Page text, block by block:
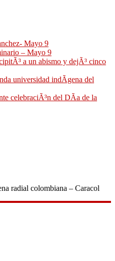
Mayo 9
– Mayo 9
a un abismo y dejÃ³ cinco
universidad indÃ­gena del
celebraciÃ³n del DÃ­a de la
radial colombiana – Caracol